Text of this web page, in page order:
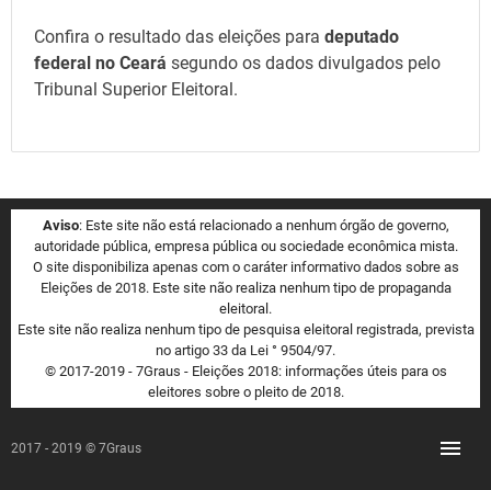
Confira o resultado das eleições para deputado
federal no Ceará segundo os dados divulgados pelo
Tribunal Superior Eleitoral.
Aviso: Este site não está relacionado a nenhum órgão de governo,
autoridade pública, empresa pública ou sociedade econômica mista.
O site disponibiliza apenas com o caráter informativo dados sobre as
Eleições de 2018. Este site não realiza nenhum tipo de propaganda
eleitoral.
Este site não realiza nenhum tipo de pesquisa eleitoral registrada, prevista
no artigo 33 da Lei ° 9504/97.
© 2017-2019 - 7Graus - Eleições 2018: informações úteis para os
eleitores sobre o pleito de 2018.
2017 - 2019 © 7Graus